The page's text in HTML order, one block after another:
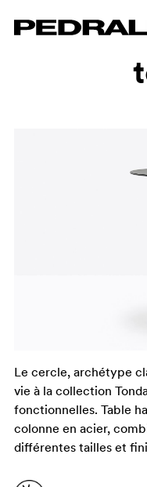
Le cercle, archétype
vie à la collection
fonctionnelles. Table
colonne en acier,
différentes tailles et